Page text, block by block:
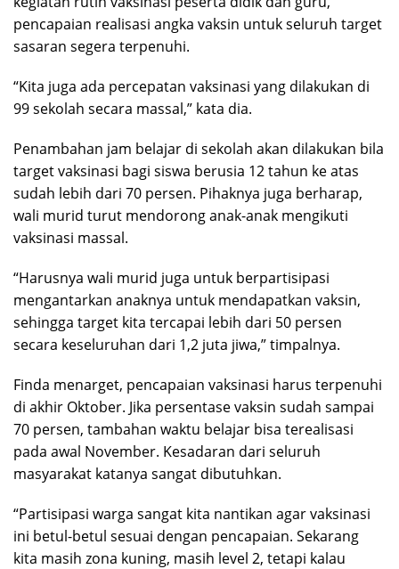
pencapaian realisasi angka vaksin untuk seluruh target
sasaran segera terpenuhi.
“Kita juga ada percepatan vaksinasi yang dilakukan di
99 sekolah secara massal,” kata dia.
Penambahan jam belajar di sekolah akan dilakukan bila
target vaksinasi bagi siswa berusia 12 tahun ke atas
sudah lebih dari 70 persen. Pihaknya juga berharap,
wali murid turut mendorong anak-anak mengikuti
vaksinasi massal.
“Harusnya wali murid juga untuk berpartisipasi
mengantarkan anaknya untuk mendapatkan vaksin,
sehingga target kita tercapai lebih dari 50 persen
secara keseluruhan dari 1,2 juta jiwa,” timpalnya.
Finda menarget, pencapaian vaksinasi harus terpenuhi
di akhir Oktober. Jika persentase vaksin sudah sampai
70 persen, tambahan waktu belajar bisa terealisasi
pada awal November. Kesadaran dari seluruh
masyarakat katanya sangat dibutuhkan.
“Partisipasi warga sangat kita nantikan agar vaksinasi
ini betul-betul sesuai dengan pencapaian. Sekarang
kita masih zona kuning, masih level 2, tetapi kalau